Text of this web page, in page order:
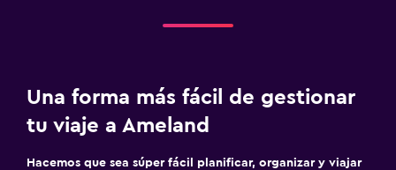
Una forma más fácil de gestionar
tu viaje a Ameland
Hacemos que sea súper fácil planificar, organizar y viajar